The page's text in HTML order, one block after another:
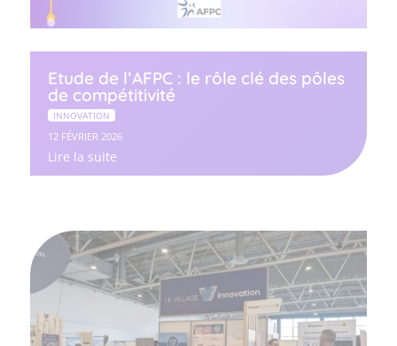
Etude de l’AFPC : le rôle clé des pôles
de compétitivité
INNOVATION
12 FÉVRIER 2026
Lire la suite